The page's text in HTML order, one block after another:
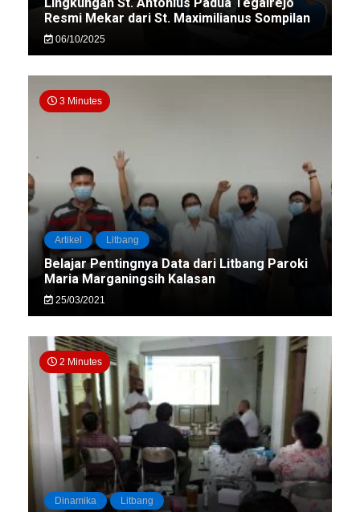
Resmi Mekar dari St. Maximilianus Sompilan
06/10/2025
3 Minutes
Artikel Litbang
Belajar Pentingnya Data dari Litbang Paroki
Maria Marganingsih Kalasan
25/03/2021
2 Minutes
Dinamika Litbang